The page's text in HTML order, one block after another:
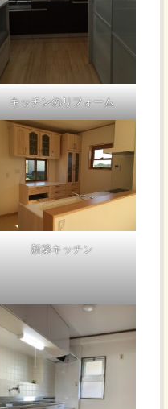
キッチンのリフォーム
新築キッチン